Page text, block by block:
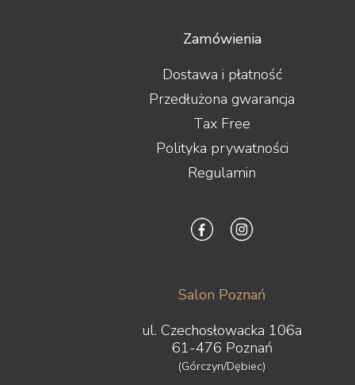
Zamówienia
Dostawa i płatność
Przedłużona gwarancja
Tax Free
Polityka prywatności
Regulamin
Salon Poznań
ul. Czechosłowacka 106a
61-476 Poznań
(Górczyn/Dębiec)